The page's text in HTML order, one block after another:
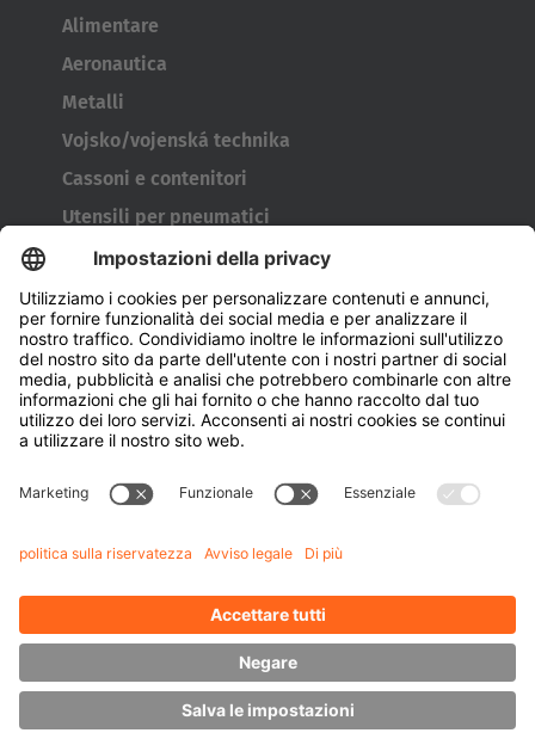
Alimentare
Aeronautica
Metalli
Vojsko/vojenská technika
Cassoni e contenitori
Utensili per pneumatici
Tamburi avvolgicavo
Porte e finestre
Azienda
Chi siamo
Sostenibilità
Referenti
Conoscenza
Downloads
Gestione energetica
Carrelli elevatori laterali